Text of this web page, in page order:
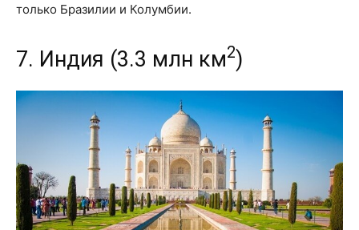
только Бразилии и Колумбии.
7. Индия (3.3 млн км2)